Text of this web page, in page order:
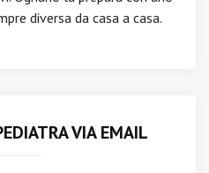
diversa da casa a casa.
VIA EMAIL